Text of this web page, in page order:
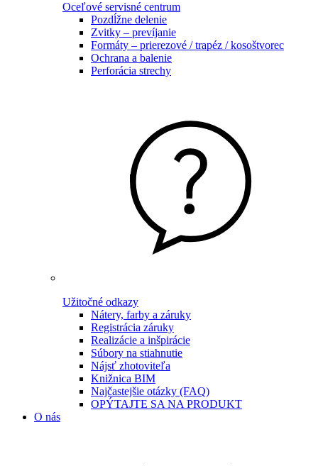
Oceľové servisné centrum
Pozdĺžne delenie
Zvitky – prevíjanie
Formáty – prierezové / trapéz / kosoštvorec
Ochrana a balenie
Perforácia strechy
Užitočné odkazy
Nátery, farby a záruky
Registrácia záruky
Realizácie a inšpirácie
Súbory na stiahnutie
Nájsť zhotoviteľa
Knižnica BIM
Najčastejšie otázky (FAQ)
OPÝTAJTE SA NA PRODUKT
O nás